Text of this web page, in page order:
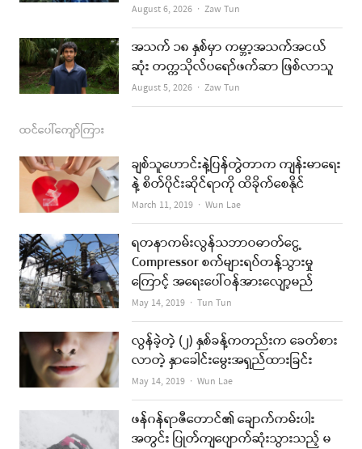
August 6, 2026 Author
Zaw Tun
အသက် ၁၈ နှစ်မှာ ကမ္ဘာ့အသက်အငယ်
ဆုံး တက္ကသိုလ်ပရော်ဖက်ဆာ ဖြစ်လာသူ
August 5, 2026 Author
Zaw Tun
ထင်ပေါ်ကျော်ကြား
ချစ်သူဟောင်းနဲ့ပြန်တွဲတာက ကျန်းမာရေး
နဲ့ စိတ်ပိုင်းဆိုင်ရာကို ထိခိုက်စေနိုင်
March 11, 2019 Author
Wun Lae
ရတနာကမ်းလွန်သဘာဝဓာတ်ငွေ့
Compressor စက်များရပ်တန့်သွားမှု
ကြောင့် အရေးပေါ်ဝန်အားလျော့မည်
May 14, 2019 Author
Tun Tun
လွန်ခဲ့တဲ့ (၂) နှစ်ခန့်ကတည်းက ခေတ်စား
လာတဲ့ နှာခေါင်းမွေးအရှည်ထားခြင်း
May 14, 2019 Author
Wun Lae
ဖန်ဂန်ရာဇီတောင်၏ ချောက်ကမ်းပါး
အတွင်း ပြုတ်ကျပျောက်ဆုံးသွားသည့် မ